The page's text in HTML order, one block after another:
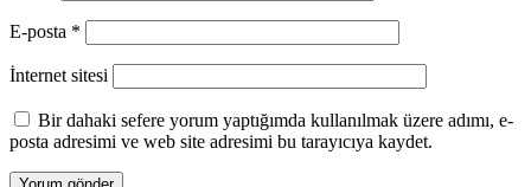
E-posta *
İnternet sitesi
Bir dahaki sefere yorum yaptığımda kullanılmak üzere adımı, e-
posta adresimi ve web site adresimi bu tarayıcıya kaydet.